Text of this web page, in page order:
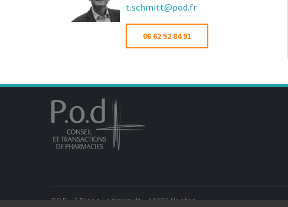
t.schmitt@pod.fr
06 62 52 84 91
POD - 3 Place Ladmirault - 44000 Nantes